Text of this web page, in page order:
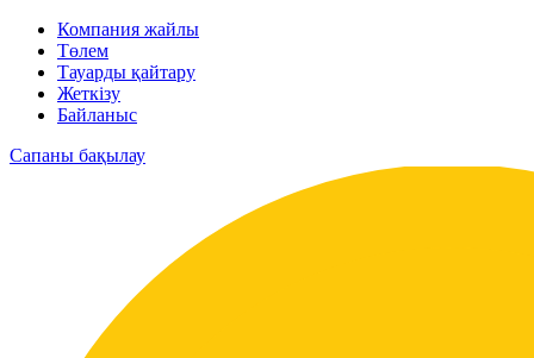
Компания жайлы
Төлем
Тауарды қайтару
Жеткізу
Байланыс
Сапаны бақылау